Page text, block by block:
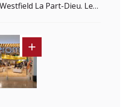
La Part-Dieu. Le…